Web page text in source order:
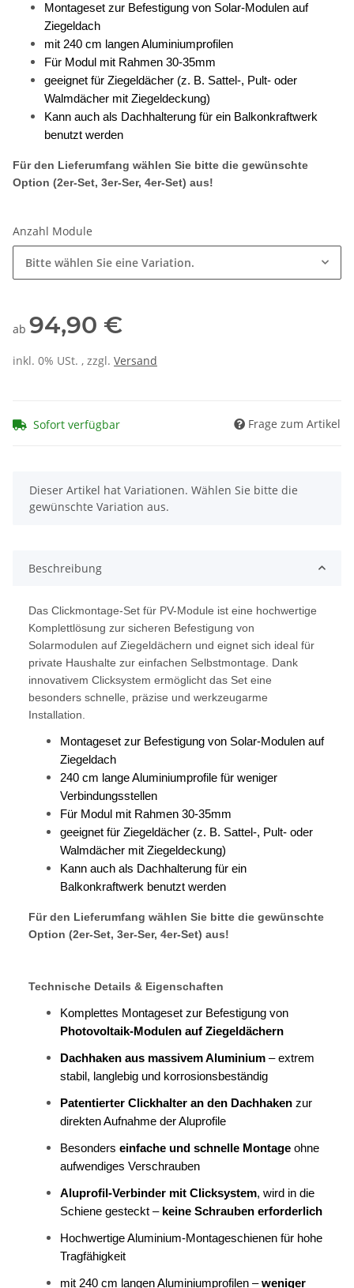
Montageset zur Befestigung von Solar-Modulen auf
Ziegeldach
mit 240 cm langen Aluminiumprofilen
Für Modul mit Rahmen 30-35mm
geeignet für Ziegeldächer (z. B. Sattel-, Pult- oder
Walmdächer mit Ziegeldeckung)
Kann auch als Dachhalterung für ein Balkonkraftwerk
benutzt werden
Für den Lieferumfang wählen Sie bitte die gewünschte
Option (2er-Set, 3er-Ser, 4er-Set) aus!
Anzahl Module
Bitte wählen Sie eine Variation.
ab 94,90 €
inkl. 0% USt. , zzgl. Versand
Sofort verfügbar Frage zum Artikel
x
Dieser Artikel hat Variationen. Wählen Sie bitte die
gewünschte Variation aus.
Beschreibung
Das Clickmontage-Set für PV-Module ist eine hochwertige
Komplettlösung zur sicheren Befestigung von
Solarmodulen auf Ziegeldächern und eignet sich ideal für
private Haushalte zur einfachen Selbstmontage. Dank
innovativem Clicksystem ermöglicht das Set eine
besonders schnelle, präzise und werkzeugarme
Installation.
Montageset zur Befestigung von Solar-Modulen auf
Ziegeldach
240 cm lange Aluminiumprofile für weniger
Verbindungsstellen
Für Modul mit Rahmen 30-35mm
geeignet für Ziegeldächer (z. B. Sattel-, Pult- oder
Walmdächer mit Ziegeldeckung)
Kann auch als Dachhalterung für ein
Balkonkraftwerk benutzt werden
Für den Lieferumfang wählen Sie bitte die gewünschte
Option (2er-Set, 3er-Ser, 4er-Set) aus!
Technische Details & Eigenschaften
Komplettes Montageset zur Befestigung von
Photovoltaik-Modulen auf Ziegeldächern
Dachhaken aus massivem Aluminium – extrem
stabil, langlebig und korrosionsbeständig
Patentierter Clickhalter an den Dachhaken zur
direkten Aufnahme der Aluprofile
Besonders einfache und schnelle Montage ohne
aufwendiges Verschrauben
Aluprofil-Verbinder mit Clicksystem, wird in die
Schiene gesteckt – keine Schrauben erforderlich
Hochwertige Aluminium-Montageschienen für hohe
Tragfähigkeit
mit 240 cm langen Aluminiumprofilen –weniger